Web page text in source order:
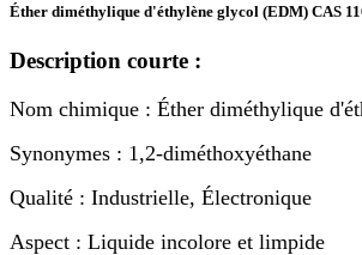
Éther diméthylique d'éthylène glycol (EDM) CAS
Description courte :
Nom chimique : Éther diméthylique
Synonymes : 1,2-diméthoxyéthane
Qualité : Industrielle, Électronique
Aspect : Liquide incolore et limpide